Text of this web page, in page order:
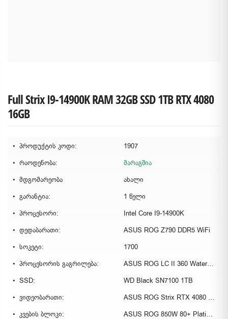
Full Strix I9-14900K RAM 32GB SSD 1TB RTX 4080
16GB
პროდუქტის კოდი:
1907
რაოდენობა:
მარაგშია
მდგომარეობა
ახალი
გარანტია:
1 წელი
პროცესორი:
Intel Core I9-14900K
დედაბარათი:
ASUS ROG Z790 DDR5 WiFi
სოკეტი:
1700
პროცესორის გაგრილება:
ASUS ROG LC II 360 Water Cooling System
SSD:
WD Black SN7100 1TB
ვიდეობარათი:
ASUS ROG Strix RTX 4080 16GB
კვების ბლოკი:
ASUS ROG 850W 80+ Platinum